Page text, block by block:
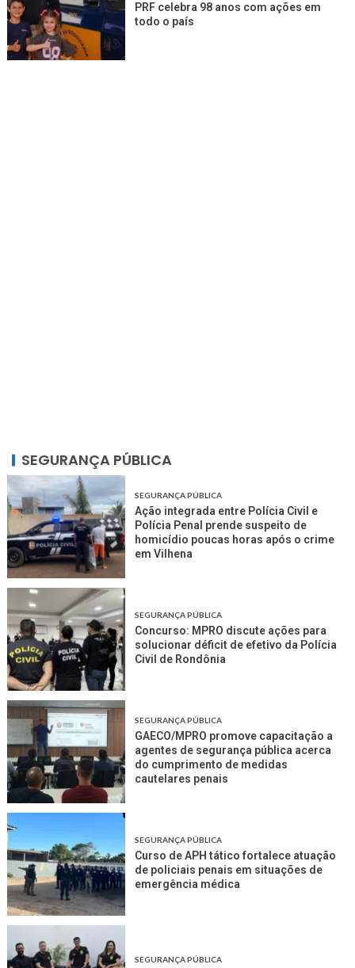
PRF celebra 98 anos com ações em
todo o país
SEGURANÇA PÚBLICA
SEGURANÇA PÚBLICA
Ação integrada entre Polícia Civil e
Polícia Penal prende suspeito de
homicídio poucas horas após o crime
em Vilhena
SEGURANÇA PÚBLICA
Concurso: MPRO discute ações para
solucionar déficit de efetivo da Polícia
Civil de Rondônia
SEGURANÇA PÚBLICA
GAECO/MPRO promove capacitação a
agentes de segurança pública acerca
do cumprimento de medidas
cautelares penais
SEGURANÇA PÚBLICA
Curso de APH tático fortalece atuação
de policiais penais em situações de
emergência médica
SEGURANÇA PÚBLICA